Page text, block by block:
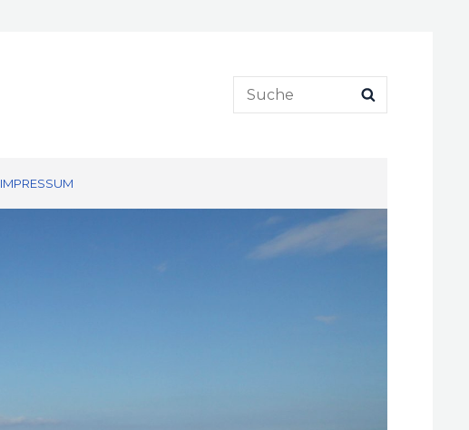
Search
for:
IMPRESSUM